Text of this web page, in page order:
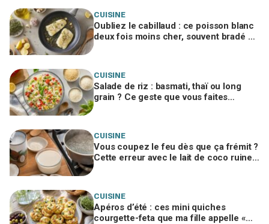
CUISINE
Oubliez le cabillaud : ce poisson blanc
deux fois moins cher, souvent bradé en
CUISINE
Salade de riz : basmati, thaï ou long
grain ? Ce geste que vous faites
CUISINE
Vous coupez le feu dès que ça frémit ?
Cette erreur avec le lait de coco ruine
CUISINE
Apéros d’été : ces mini quiches
courgette-feta que ma fille appelle «